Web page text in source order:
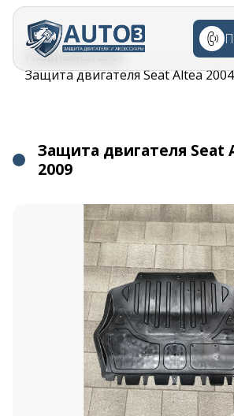
Перейти к
основному
содержанию
Строка
навигации
ГлавнаяКаталог
Защита двигателя Seat Altea
Защита двигателя Seat
2009